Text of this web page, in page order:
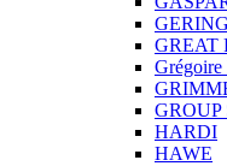
GREAT
Grégoire
HARDI
HAWE